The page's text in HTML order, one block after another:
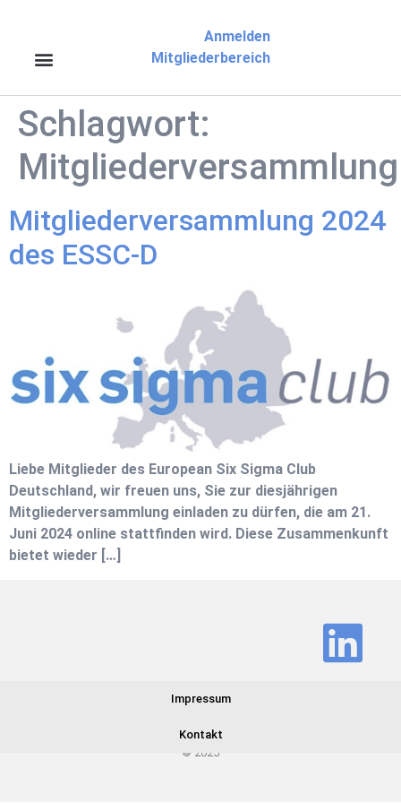
Anmelden
Mitgliederbereich
Schlagwort:
Mitgliederversammlung
Mitgliederversammlung 2024
des ESSC-D
Liebe Mitglieder des European Six Sigma Club
Deutschland, wir freuen uns, Sie zur diesjährigen
Mitgliederversammlung einladen zu dürfen, die am 21.
Juni 2024 online stattfinden wird. Diese Zusammenkunft
bietet wieder […]
Impressum
Kontakt
© 2025